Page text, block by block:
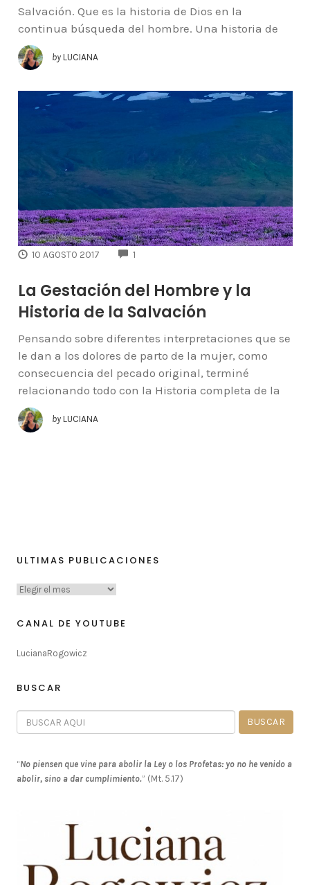
Salvación. Que es la historia de Dios en la
continua búsqueda del hombre. Una historia de
by LUCIANA
10 AGOSTO 2017 1
La Gestación del Hombre y la
Historia de la Salvación
Pensando sobre diferentes interpretaciones que se
le dan a los dolores de parto de la mujer, como
consecuencia del pecado original, terminé
relacionando todo con la Historia completa de la
by LUCIANA
ULTIMAS PUBLICACIONES
CANAL DE YOUTUBE
LucianaRogowicz
BUSCAR
“No piensen que vine para abolir la Ley o los Profetas: yo no he venido a
abolir, sino a dar cumplimiento.” (Mt. 5.17)